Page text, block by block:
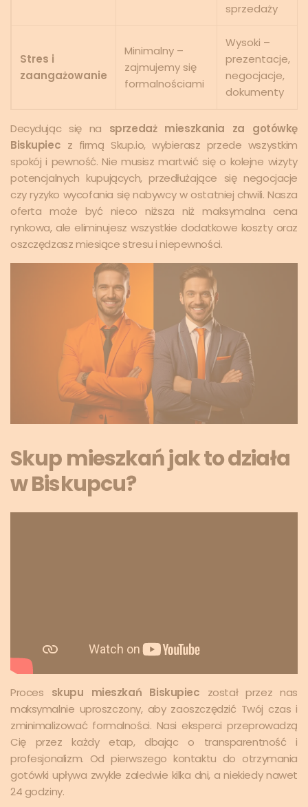
sprzedaży
Stres i
zaangażowanie
Minimalny –
zajmujemy się
formalnościami
Wysoki –
prezentacje,
negocjacje,
dokumenty
Decydując się na sprzedaż mieszkania za gotówkę
Biskupiec z firmą Skup.io, wybierasz przede wszystkim
spokój i pewność. Nie musisz martwić się o kolejne wizyty
potencjalnych kupujących, przedłużające się negocjacje
czy ryzyko wycofania się nabywcy w ostatniej chwili. Nasza
oferta może być nieco niższa niż maksymalna cena
rynkowa, ale eliminujesz wszystkie dodatkowe koszty oraz
oszczędzasz miesiące stresu i niepewności.
Skup mieszkań jak to działa
w Biskupcu?
Proces skupu mieszkań Biskupiec został przez nas
maksymalnie uproszczony, aby zaoszczędzić Twój czas i
zminimalizować formalności. Nasi eksperci przeprowadzą
Cię przez każdy etap, dbając o transparentność i
profesjonalizm. Od pierwszego kontaktu do otrzymania
gotówki upływa zwykle zaledwie kilka dni, a niekiedy nawet
24 godziny.